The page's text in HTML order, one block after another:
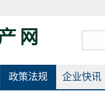
政策法规 企业快讯